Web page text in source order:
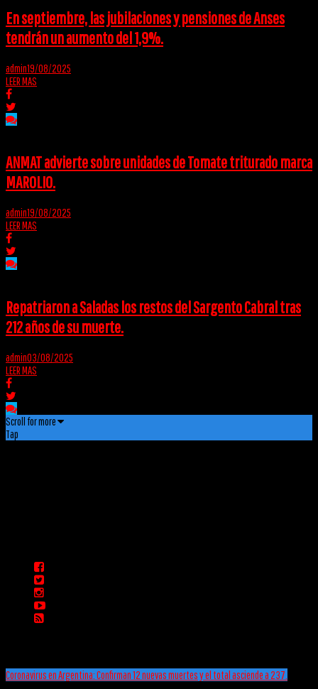
En septiembre, las jubilaciones y pensiones de Anses
tendrán un aumento del 1,9%.
admin19/08/2025
LEER MAS
ANMAT advierte sobre unidades de Tomate triturado marca
MAROLIO.
admin19/08/2025
LEER MAS
Repatriaron a Saladas los restos del Sargento Cabral tras
212 años de su muerte.
admin03/08/2025
LEER MAS
Scroll for more
Tap
Coronavirus en Argentina: Confirman 12 nuevas muertes y el total asciende a 237.